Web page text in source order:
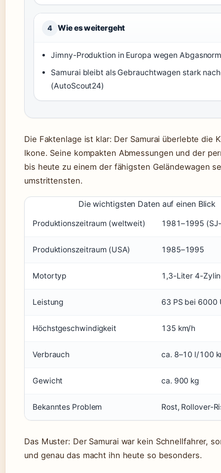
4 Wie es weitergeht
Jimny-Produktion in Europa wegen
Samurai bleibt als Gebrauchtwagen stark
(AutoScout24)
Die Faktenlage ist klar: Der Samurai überlebte die
Ikone. Seine kompakten Abmessungen und der
bis heute zu einem der fähigsten Geländewagen
umstrittensten.
Die wichtigsten Daten auf einen Blick
Produktionszeitraum (weltweit) 1981–1995
Produktionszeitraum (USA) 1985–1995
Motortyp 1,3-Liter 4-
Leistung 63 PS bei 6000
Höchstgeschwindigkeit 135 km/h
Verbrauch ca. 8–10 l/100
Gewicht ca. 900 kg
Bekanntes Problem Rost, Rollover-
Das Muster: Der Samurai war kein Schnellfahrer,
und genau das macht ihn heute so besonders.